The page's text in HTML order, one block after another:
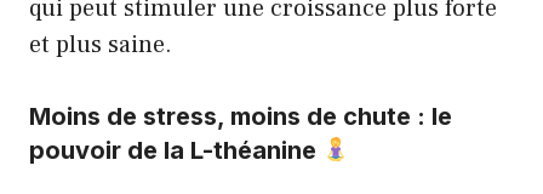
qui peut stimuler une croissance plus forte
et plus saine.
Moins de stress, moins de chute : le
pouvoir de la L-théanine